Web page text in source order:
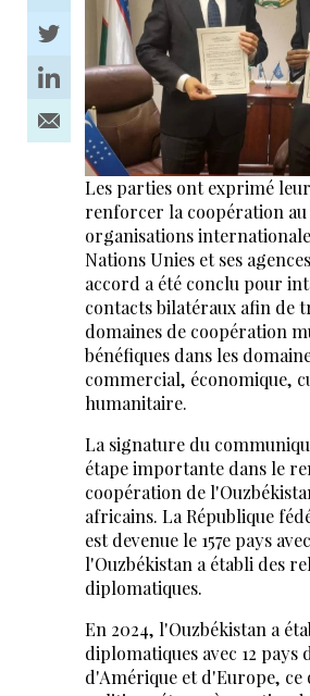
Les parties ont exprimé
renforcer la coopération au
organisations
Nations Unies et ses
accord a été conclu pour
contacts bilatéraux afin de
domaines de coopération
bénéfiques dans les
commercial, économique,
humanitaire.
La signature du
étape importante dans le
coopération de
africains. La République
est devenue le 157e pays
l'Ouzbékistan a établi des
diplomatiques.
En 2024, l'Ouzbékistan a
diplomatiques avec 12 pays
d'Amérique et d'Europe, ce